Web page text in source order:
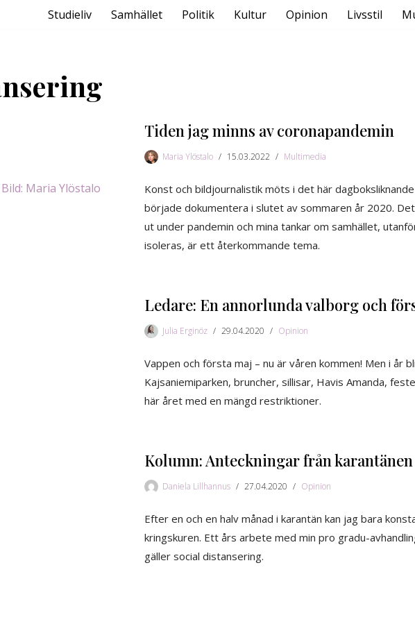
Studieliv Samhället Politik Kultur Opinion Livsstil
Tiden jag minns av coronapandemin
Maria Ylöstalo 15.03.2022 Multimedia
Konst och bildjournalistik möts i det här
började dokumentera i slutet av sommaren år 2020.
ut under pandemin och mina tankar om samhället,
isoleras, är ett återkommande tema.
Ledare: En annorlunda valborg och
Julia Erginöz 29.04.2020 Opinion
Vappen och första maj – nu är våren kommen! Men i år
Kajsaniemiparken, bruncher, sillisar, Havis Amanda,
här året med en mängd restriktioner.
Kolumn: Anteckningar från karantänen
Daniela Lillhannus 27.04.2020 Opinion
Efter en och en halv månad i karantän kan jag bara
kringskuren. Ett års arbete med min pro gradu-
gäller social distansering.